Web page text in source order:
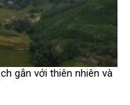
gắn với thiên nhiên và